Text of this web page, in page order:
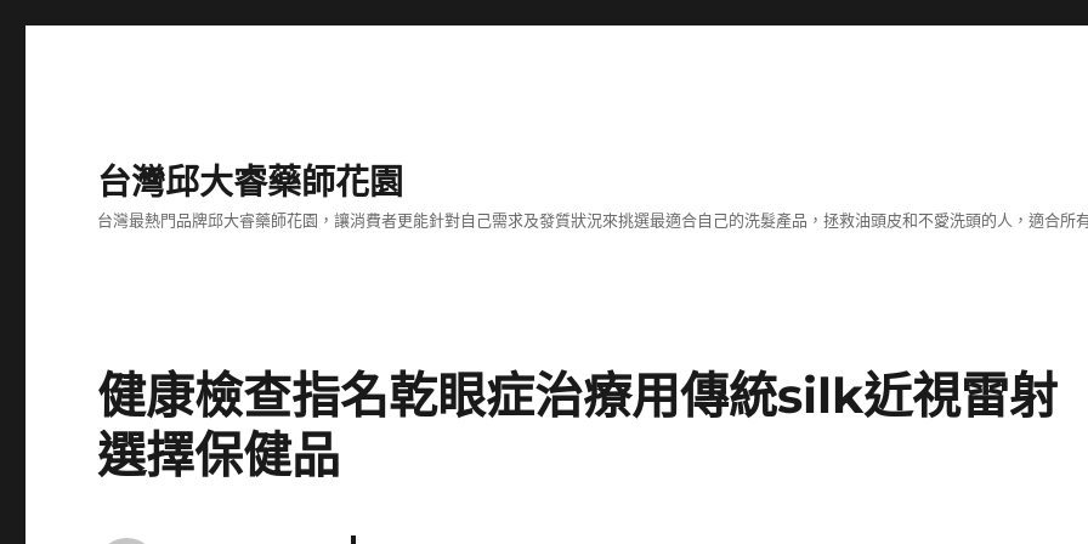
台灣邱大睿藥師花園
台灣最熱門品牌邱大睿藥師花園，讓消費者更能針對自己需求及發質狀況來挑選最適合自己的洗髮產品，拯救油頭皮和不愛洗頭的人，適合所
健康檢查指名乾眼症治療用傳統silk近視雷射
選擇保健品